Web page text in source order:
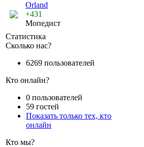
Orland
+431
Мопедист
Статистика
Сколько нас?
6269 пользователей
Кто онлайн?
0 пользователей
59 гостей
Показать только тех, кто
онлайн
Кто мы?